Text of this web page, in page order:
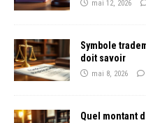
mai 12, 2026
Symbole
doit savoir
mai 8, 2026
Quel montant